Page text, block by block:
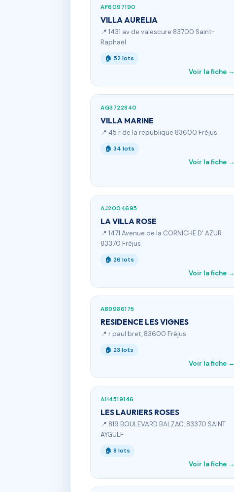
AF6097190
VILLA AURELIA
📍 1431 av de valescure 83700 Saint-
Raphaël
🏠 52 lots
Voir la fiche →
AG3722840
VILLA MARINE
📍 45 r de la republique 83600 Fréjus
🏠 34 lots
Voir la fiche →
AJ2004695
LA VILLA ROSE
📍 1471 Avenue de la CORNICHE D' AZUR
83370 Fréjus
🏠 26 lots
Voir la fiche →
AB9986175
RESIDENCE LES VIGNES
📍 r paul bret, 83600 Fréjus
🏠 23 lots
Voir la fiche →
AH4519146
LES LAURIERS ROSES
📍 819 BOULEVARD BALZAC, 83370 SAINT
AYGULF
🏠 8 lots
Voir la fiche →